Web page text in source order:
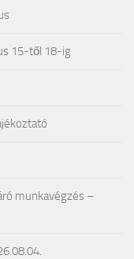
15-től 18-ig
munkavégzés –